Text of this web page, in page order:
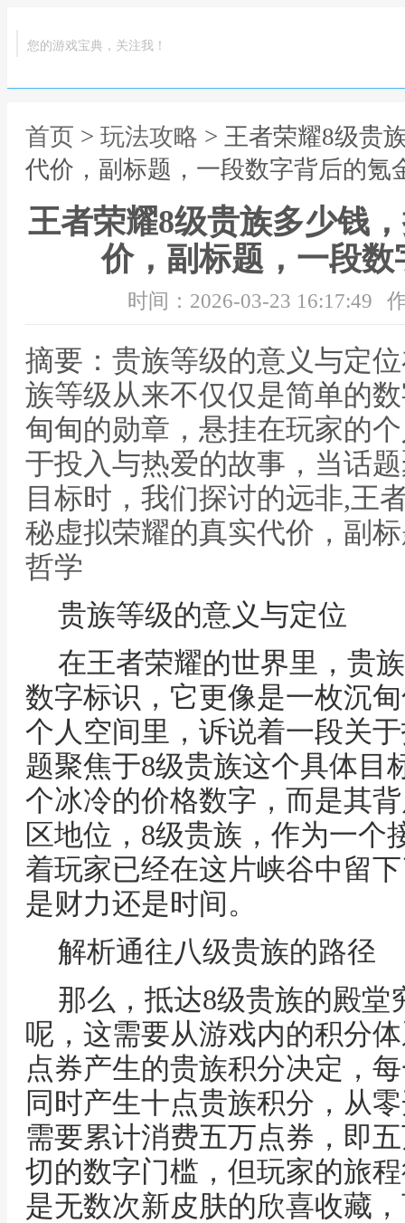
您的游戏宝典，关注我！
首页 > 玩法攻略 > 王者荣耀8级贵
代价，副标题，一段数字背后的氪
王者荣耀8级贵族多少钱
价，副标题，一段
时间：2026-03-23 16:17:49
摘要：贵族等级的意义与定
族等级从来不仅仅是简单的
甸甸的勋章，悬挂在玩家的
于投入与热爱的故事，当话
目标时，我们探讨的远非,王
秘虚拟荣耀的真实代价，副
哲学
贵族等级的意义与定位
在王者荣耀的世界里，贵
数字标识，它更像是一枚沉
个人空间里，诉说着一段关
题聚焦于8级贵族这个具体目
个冰冷的价格数字，而是其
区地位，8级贵族，作为一个
着玩家已经在这片峡谷中留
是财力还是时间。
解析通往八级贵族的路径
那么，抵达8级贵族的殿堂
呢，这需要从游戏内的积分
点券产生的贵族积分决定，
同时产生十点贵族积分，从
需要累计消费五万点券，即
切的数字门槛，但玩家的旅
是无数次新皮肤的欣喜收藏